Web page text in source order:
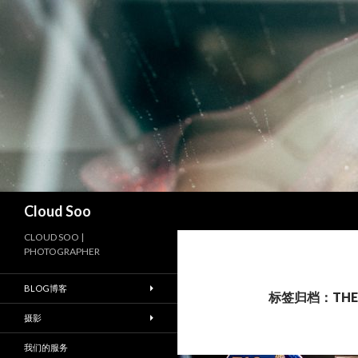
Cloud Soo
标签归档：
CLOUD SOO |
PHOTOGRAPHER
BLOG博客
摄影
我们的服务